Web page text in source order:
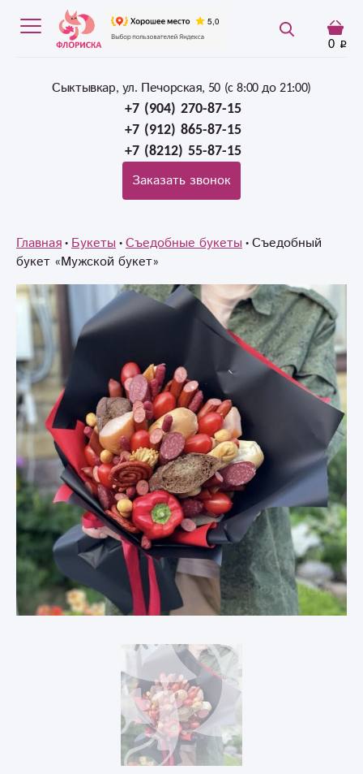
0
Сыктывкар, ул. Печорская, 50 (c 8:00 до 21:00)
+7 (904) 270-87-15
+7 (912) 865-87-15
+7 (8212) 55-87-15
Заказать звонок
Главная Букеты Съедобные букеты Съедобный
букет «Мужской букет»